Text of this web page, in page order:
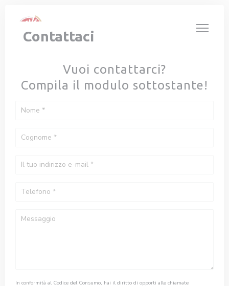
Contattaci
Vuoi contattarci?
Compila il modulo sottostante!
In conformità al Codice del Consumo, hai il diritto di opporti alle chiamate